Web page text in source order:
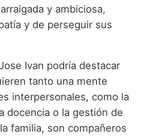
y ambiciosa,
y de perseguir sus
Ivan podría destacar
tanto una mente
interpersonales, como la
docencia o la gestión de
familia, son compañeros